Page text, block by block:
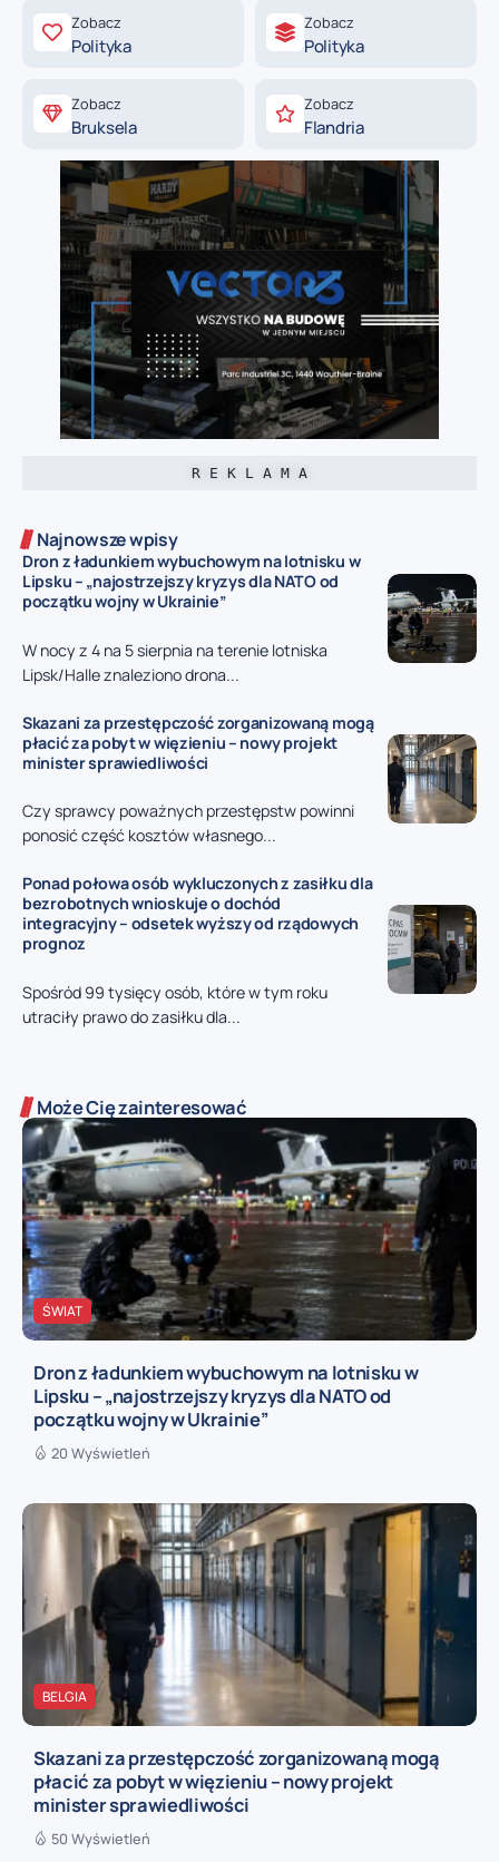
Zobacz
Polityka
Zobacz
Polityka
Zobacz
Bruksela
Zobacz
Flandria
R E K L A M A
Najnowsze wpisy
Dron z ładunkiem wybuchowym na lotnisku w
Lipsku – „najostrzejszy kryzys dla NATO od
początku wojny w Ukrainie”
W nocy z 4 na 5 sierpnia na terenie lotniska
Lipsk/Halle znaleziono drona...
Skazani za przestępczość zorganizowaną mogą
płacić za pobyt w więzieniu – nowy projekt
minister sprawiedliwości
Czy sprawcy poważnych przestępstw powinni
ponosić część kosztów własnego...
Ponad połowa osób wykluczonych z zasiłku dla
bezrobotnych wnioskuje o dochód
integracyjny – odsetek wyższy od rządowych
prognoz
Spośród 99 tysięcy osób, które w tym roku
utraciły prawo do zasiłku dla...
Może Cię zainteresować
ŚWIAT
Dron z ładunkiem wybuchowym na lotnisku w
Lipsku – „najostrzejszy kryzys dla NATO od
początku wojny w Ukrainie”
20 Wyświetleń
BELGIA
Skazani za przestępczość zorganizowaną mogą
płacić za pobyt w więzieniu – nowy projekt
minister sprawiedliwości
50 Wyświetleń